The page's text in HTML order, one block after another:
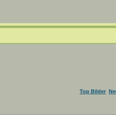
Top Bilder